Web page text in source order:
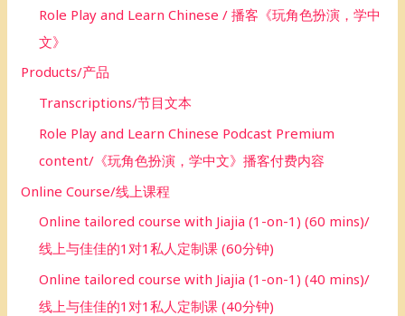
Role Play and Learn Chinese / 播客《玩角色扮演，学中
文》
Products/产品
Transcriptions/节目文本
Role Play and Learn Chinese Podcast Premium
content/《玩角色扮演，学中文》播客付费内容
Online Course/线上课程
Online tailored course with Jiajia (1-on-1) (60 mins)/
线上与佳佳的1对1私人定制课 (60分钟)
Online tailored course with Jiajia (1-on-1) (40 mins)/
线上与佳佳的1对1私人定制课 (40分钟)